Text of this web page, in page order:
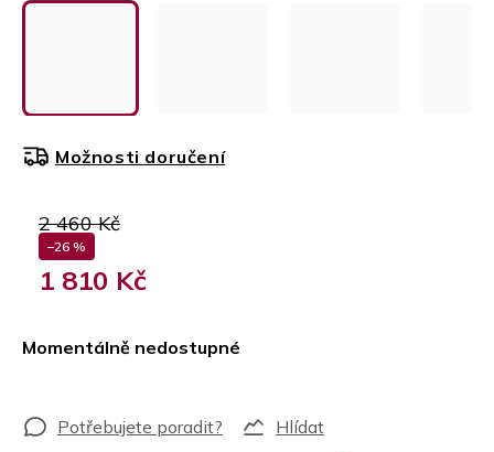
2 460 Kč
–26 %
1 810 Kč
Momentálně nedostupné
Možnosti doručení
Hlídat